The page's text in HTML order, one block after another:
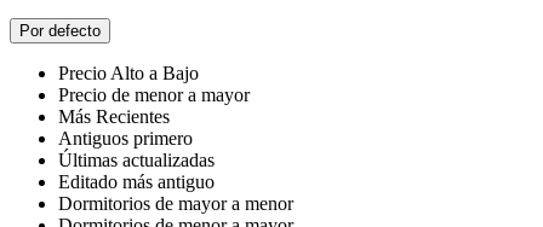
Por defecto
Precio Alto a Bajo
Precio de menor a mayor
Más Recientes
Antiguos primero
Últimas actualizadas
Editado más antiguo
Dormitorios de mayor a menor